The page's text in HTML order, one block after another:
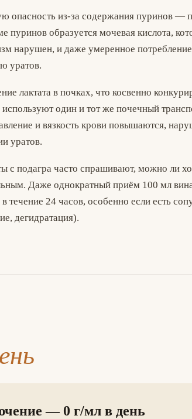
опасность из-за содержания пуринов —
пуринов образуется мочевая кислота,
нарушен, и даже умеренное
уратов.
лактата в почках, что косвенно
один и тот же почечный
и вязкость крови повышаются,
уратов.
с подагра часто спрашивают, можно ли
Даже однократный приём 100 мл
течение 24 часов, особенно если есть
дегидратация).
— 0 г/мл в день